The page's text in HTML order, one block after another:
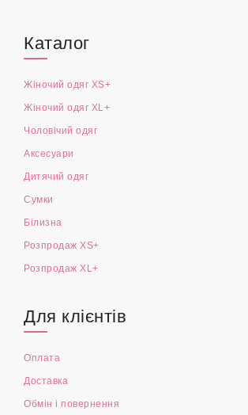
Каталог
Жіночий одяг XS+
Жіночий одяг XL+
Чоловічий одяг
Аксесуари
Дитячий одяг
Сумки
Білизна
Розпродаж XS+
Розпродаж XL+
Для клієнтів
Оплата
Доставка
Обмін і повернення